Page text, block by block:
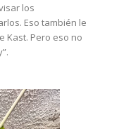
los
Eso también le
Kast. Pero eso no